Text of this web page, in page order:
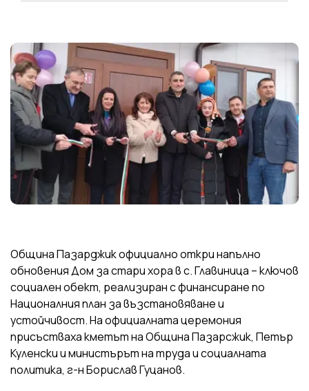
Община Пазарджик официално откри напълно
обновения Дом за стари хора в с. Главиница – ключов
социален обект, реализиран с финансиране по
Националния план за възстановяване и
устойчивост. На официалната церемония
присъстваха кметът на Община Пазарсжик, Петър
Куленски и министърът на труда и социалната
политика, г-н Борислав Гуцанов.